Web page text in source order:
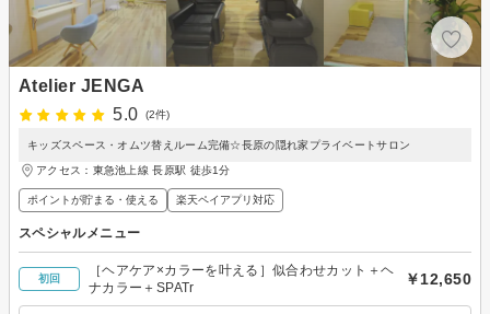
Atelier JENGA
5.0
(2件)
キッズスペース・オムツ替えルーム完備☆長原の隠れ家プライベートサロン
アクセス：東急池上線 長原駅 徒歩1分
ポイントが貯まる・使える 楽天ペイアプリ対応
スペシャルメニュー
初回
［ヘアケア×カラーを叶える］似合わせカット＋ヘ
ナカラー＋SPATr
￥12,650